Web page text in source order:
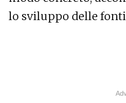
lo sviluppo delle